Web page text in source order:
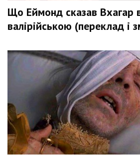
Що Еймонд сказав Вхагар
валірійською (переклад і